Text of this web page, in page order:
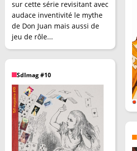
sur cette série revisitant avec
audace inventivité le mythe
de Don Juan mais aussi de
jeu de rôle...
SdImag #10